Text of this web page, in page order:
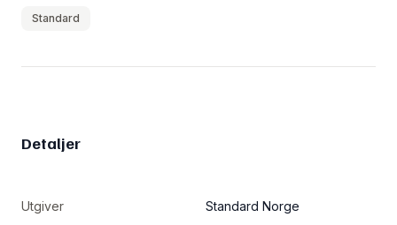
Standard
Detaljer
Utgiver Standard Norge